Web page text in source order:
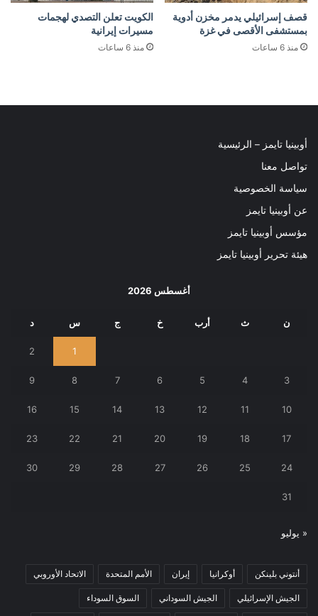
قصف إسرائيلي يدمر مخزن أدوية
بمستشفى الأقصى في غزة
منذ 6 ساعات
الكويت تعلن التصدي لهجمات
مسيرات إيرانية
منذ 6 ساعات
أوبينيا تايمز – الرئيسية
تواصل معنا
سياسة الخصوصية
عن أوبينيا تايمز
مؤسس أوبينيا تايمز
هيئة تحرير أوبينيا تايمز
أغسطس 2026
ن ث أرب خ ج س د
1
2
3
4
5
6
7
8
9
10
11
12
13
14
15
16
17
18
19
20
21
22
23
24
25
26
27
28
29
30
31
« يوليو
أنتوني بلينكن أوكرانيا إيران الأمم المتحدة الاتحاد الأوروبي
الجيش الإسرائيلي الجيش السوداني السوق السوداء